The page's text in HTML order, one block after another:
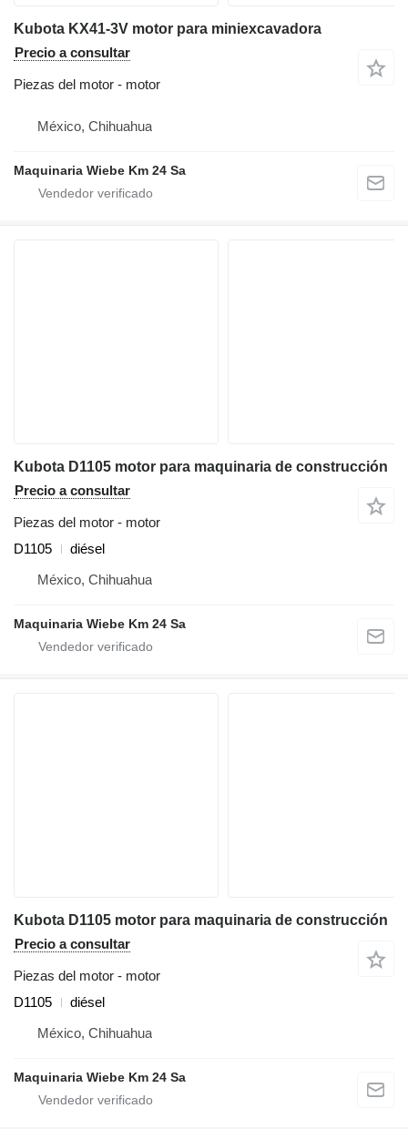
Kubota KX41-3V motor para miniexcavadora
Precio a consultar
Piezas del motor - motor
México, Chihuahua
Maquinaria Wiebe Km 24 Sa
Kubota D1105 motor para maquinaria de construcción
Precio a consultar
Piezas del motor - motor
D1105
diésel
México, Chihuahua
Maquinaria Wiebe Km 24 Sa
Kubota D1105 motor para maquinaria de construcción
Precio a consultar
Piezas del motor - motor
D1105
diésel
México, Chihuahua
Maquinaria Wiebe Km 24 Sa